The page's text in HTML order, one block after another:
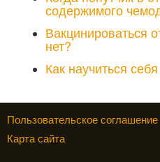
содержимого
Вакцинироваться
нет?
Как научиться
Пользовательское соглашение
Карта сайта